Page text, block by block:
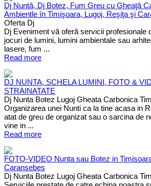
Dj Nuntă, Dj Botez, Fum Greu cu Gheaţă
Ambientle în Timişoara, Lugoj, Reşiţa şi
Oferta Dj
Dj Eveniment vă oferă servicii profesionale
jocuri de lumini, lumini ambientale sau
lasere, fum ...
Read more
DJ NUNTA, SCHELA LUMINI, FOTO &
STRAINATATE
Dj Nunta Botez Lugoj Gheata Carbonica
Organizarea unei Nunti ca la tine acasa in
atat de greu de organizat sau o sarcina de
vine in ...
Read more
FOTO-VIDEO Nunta sau Botez in
Caransebes
Dj Nunta Botez Lugoj Gheata Carbonica